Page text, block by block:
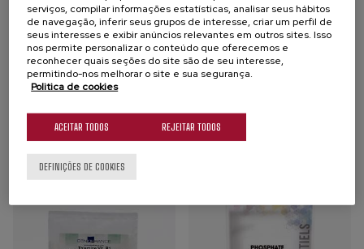
NUTRIENTES
Paredes celulares de
levedura que estimulam a
fermentação alcoólica
Comprar
NUTRIENTES
Nutriente orgânico para uma
gestão qualitativa da FML
Comprar
serviços, compilar informações estatísticas, analisar seus hábitos
de navegação, inferir seus grupos de interesse, criar um perfil de
seus interesses e exibir anúncios relevantes em outros sites. Isso
nos permite personalizar o conteúdo que oferecemos e
reconhecer quais seções do site são de seu interesse,
permitindo-nos melhorar o site e sua segurança.
Politica de cookies
REJEITAR TODOS
ACEITAR TODOS
DEFINIÇÕES DE COOKIES